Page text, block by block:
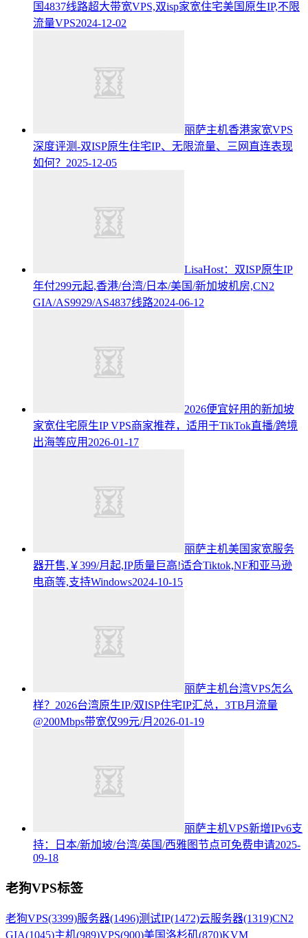
国4837线路超大带宽VPS,双isp家宽住宅美国原生IP,不限
流量VPS2024-12-02
丽萨主机香港家宽VPS
深度评测-双ISP原生住宅IP、无限流量、三网直连表现
如何？ 2025-12-05
LisaHost：双ISP原生IP
年付299元起,香港/台湾/日本/美国/新加坡机房,CN2
GIA/AS9929/AS4837线路2024-06-12
2026便宜好用的新加坡
家宽住宅原生IP VPS商家推荐，适用于TikTok直播/跨境
出海等应用 2026-01-17
丽萨主机美国家宽服务
器开售,￥399/月起,IP质量巨高!适合Tiktok,NF和亚马逊
电商等,支持Windows2024-10-15
丽萨主机台湾VPS怎么
样？2026台湾原生IP/双ISP住宅IP汇总，3TB月流量
@200Mbps带宽仅99元/月 2026-01-19
丽萨主机VPS新增IPv6支
持：日本/新加坡/台湾/英国/西雅图节点可免费申请2025-
09-18
老狗VPS标签
老狗VPS(3399)服务器(1496)测试IP(1472)云服务器(1319)CN2
GIA(1045)主机(989)VPS(900)美国洛杉矶(870)KVM